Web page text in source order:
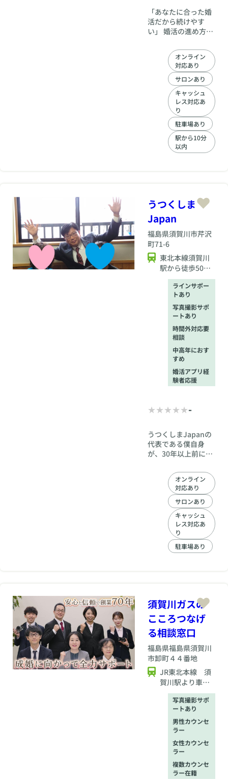
「あなたに合った婚
活だから続けやす
い」 婚活の進め方
ます。お仕事の忙し
さ、性格、恋愛経
験、理想の結婚時期
などを丁寧にお伺い
し、あなたに合った
活動スタイルをご提
案します。無理なく
続けられる方法で進
めることで、前向き
な気持ちで婚活を続
けていただけます。
やしたい」など、ご
希望に合わせて無理
なく続けられる婚活
をサポート。焦ら
ず、でも、確実に、
理想の未来へ進める
よう伴走いたしま
す。
オンライン
対応あり
サロンあり
キャッシュ
レス対応あ
り
駐車場あり
駅から10分
以内
うつくしま
Japan
福島県須賀川市芹沢
町71-6
東北本線須賀川
駅から徒歩50分
(距離約4.5Km)須
賀川駅までお出
迎え致しますの
で事前に連絡下
さい。
ラインサポー
トあり
写真撮影サポ
ートあり
時間外対応要
相談
中高年におす
すめ
婚活アプリ経
験者応援
-
うつくしまJapanの
代表である僕自身
が、30年以上前に婚
出会い、3人の子供
を育てました。 2019
年2月に開業して、個
人経営ではあります
が、まもなく6年目
に突入致します。 心
理カウンセラーの資
格も取得して、会員
の皆様に少しでも寄
入会、オンラインに
よる定期面談をサポ
ートしており、ご予
約頂ければ、21時開
始、22時終了といっ
た、多忙なビジネス
マンのご要求にも対
応させて頂きます。
また、富士山や筑波
山、安達太良山、磐
梯山など日本100名
山への登山経験を生
約1000坪の畑で実っ
た野菜を使ったBBQ
など、自然と融合し
たイベントを提供
し、実際に異性と話
す事が可能な機会の
オンライン
対応あり
サロンあり
キャッシュ
レス対応あ
り
駐車場あり
須賀川ガスの
こころつなげ
る相談窓口
福島県福島県須賀川
市卸町４４番地
JR東北本線 須
賀川駅より車で5
写真撮影サポ
ートあり
男性カウンセ
ラー
女性カウンセ
ラー
複数カウンセ
ラー在籍